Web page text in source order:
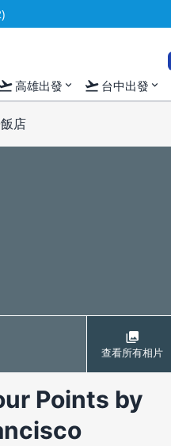
flight_takeoff高雄出發 expand_more flight_takeoff 台中出發 expand_more
店
查看所有相片
Points by